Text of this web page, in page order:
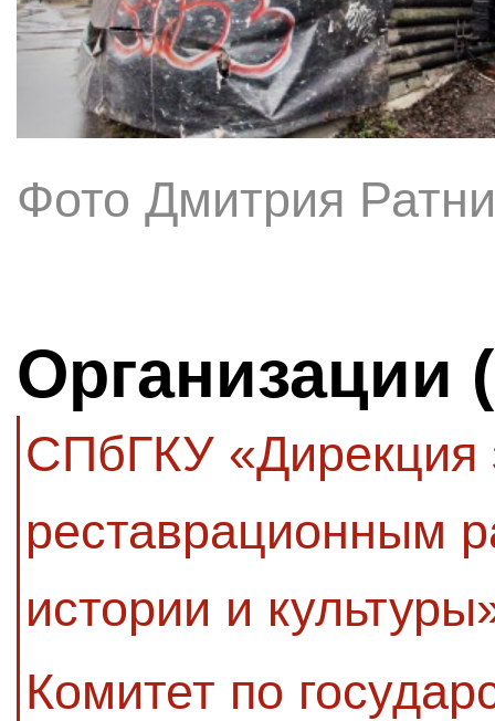
Фото Дмитрия
Организации
СПбГКУ «Дирекция
реставрационным
истории и
Комитет по